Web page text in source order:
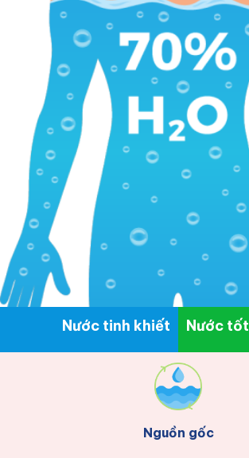
Nước tinh khiết Nước tốt
Nguồn gốc